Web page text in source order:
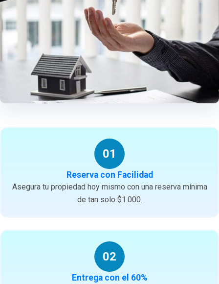
01
Reserva con Facilidad
Asegura tu propiedad hoy mismo con una reserva mínima
de tan solo $1.000.
02
Entrega con el 60%